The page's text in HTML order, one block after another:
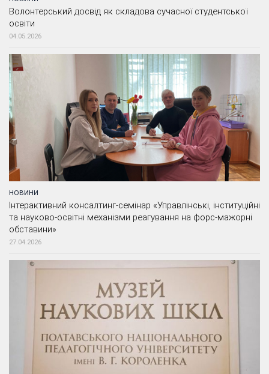
Волонтерський досвід як складова сучасної студентської
освіти
04.05.2026
НОВИНИ
Інтерактивний консалтинг-семінар «Управлінські, інституційні
та науково-освітні механізми реагування на форс-мажорні
обставини»
27.04.2026